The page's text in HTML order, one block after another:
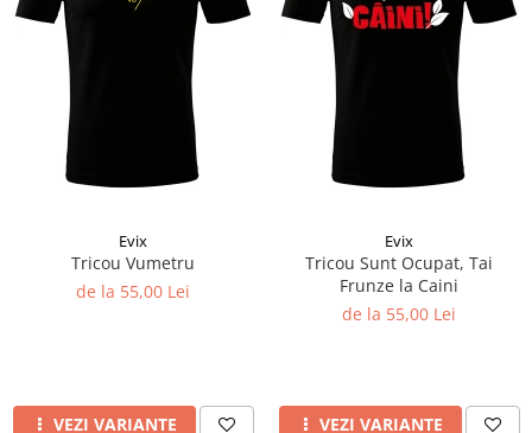
Evix
Tricou Vumetru
de la 55,00 Lei
VEZI VARIANTE
Evix
Tricou Sunt Ocupat, Tai
Frunze la Caini
de la 55,00 Lei
VEZI VARIANTE